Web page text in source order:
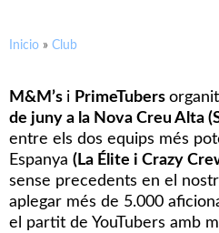
Inicio » Club
M&M’s i PrimeTubers
de juny a la Nova Creu Alta
entre els dos equips més
Espanya (La Élite i Crazy
sense precedents en el
aplegar més de 5.000
el partit de YouTubers amb